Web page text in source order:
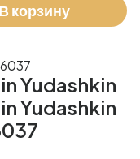
В корзину
Yudashkin
Yudashkin